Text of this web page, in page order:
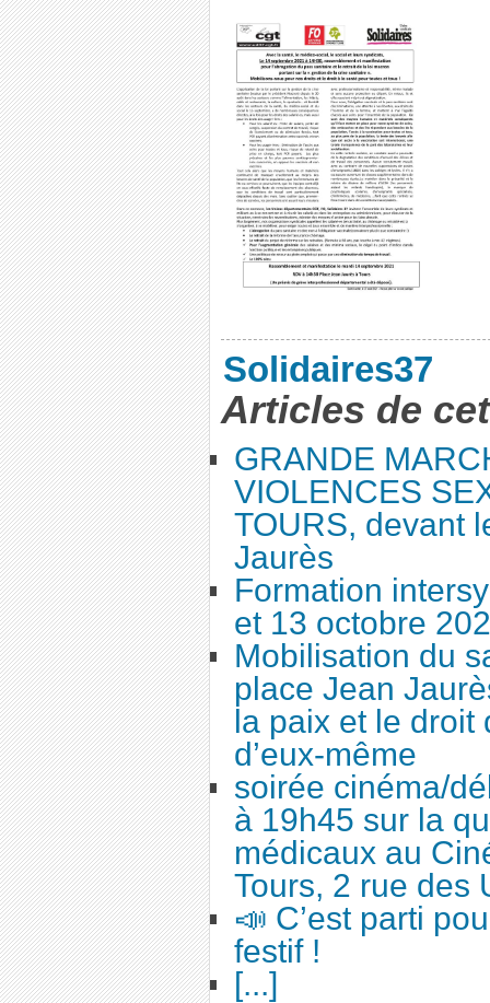
Solidaires37
Articles de
GRANDE
VIOLENCES
TOURS, devant
Jaurès
Formation
et 13 octobre
Mobilisation du
place Jean
la paix et le droit
d’eux-même
soirée cinéma/
à 19h45 sur la
médicaux au
Tours, 2 rue des
📣 C’est parti
festif !
[...]